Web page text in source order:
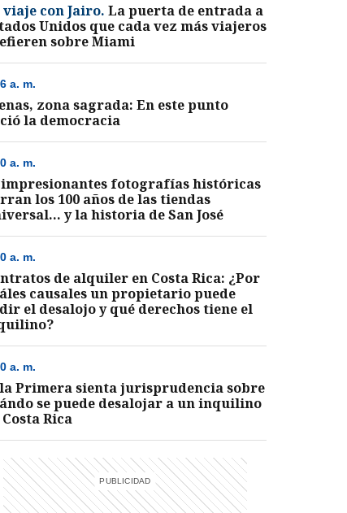
viaje con Jairo.La puerta de entrada a
Unidos que cada vez más viajeros
sobre Miami
a. m.
zona sagrada: En este punto
la democracia
a. m.
impresionantes fotografías históricas
los 100 años de las tiendas
y la historia de San José
a. m.
de alquiler en Costa Rica: ¿Por
causales un propietario puede
el desalojo y qué derechos tiene el
a. m.
Primera sienta jurisprudencia sobre
se puede desalojar a un inquilino
Costa Rica